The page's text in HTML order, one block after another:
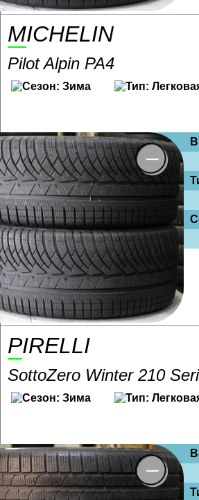
MICHELIN
Pilot Alpin PA4
PIRELLI
SottoZero Winter 210